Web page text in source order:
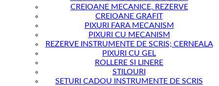
CREIOANE MECANICE, REZERVE
CREIOANE GRAFIT
PIXURI FARA MECANISM
PIXURI CU MECANISM
REZERVE INSTRUMENTE DE SCRIS; CERNEALA
PIXURI CU GEL
ROLLERE SI LINERE
STILOURI
SETURI CADOU INSTRUMENTE DE SCRIS